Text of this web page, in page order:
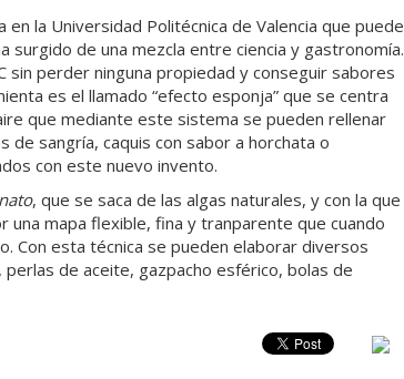
en la Universidad Politécnica de Valencia que puede
surgido de una mezcla entre ciencia y gastronomía.
sin perder ninguna propiedad y conseguir sabores
es el llamado “efecto esponja” que se centra
que mediante este sistema se pueden rellenar
sangría, caquis con sabor a horchata o
con este nuevo invento.
, que se saca de las algas naturales, y con la que
mapa flexible, fina y tranparente que cuando
Con esta técnica se pueden elaborar diversos
de aceite, gazpacho esférico, bolas de